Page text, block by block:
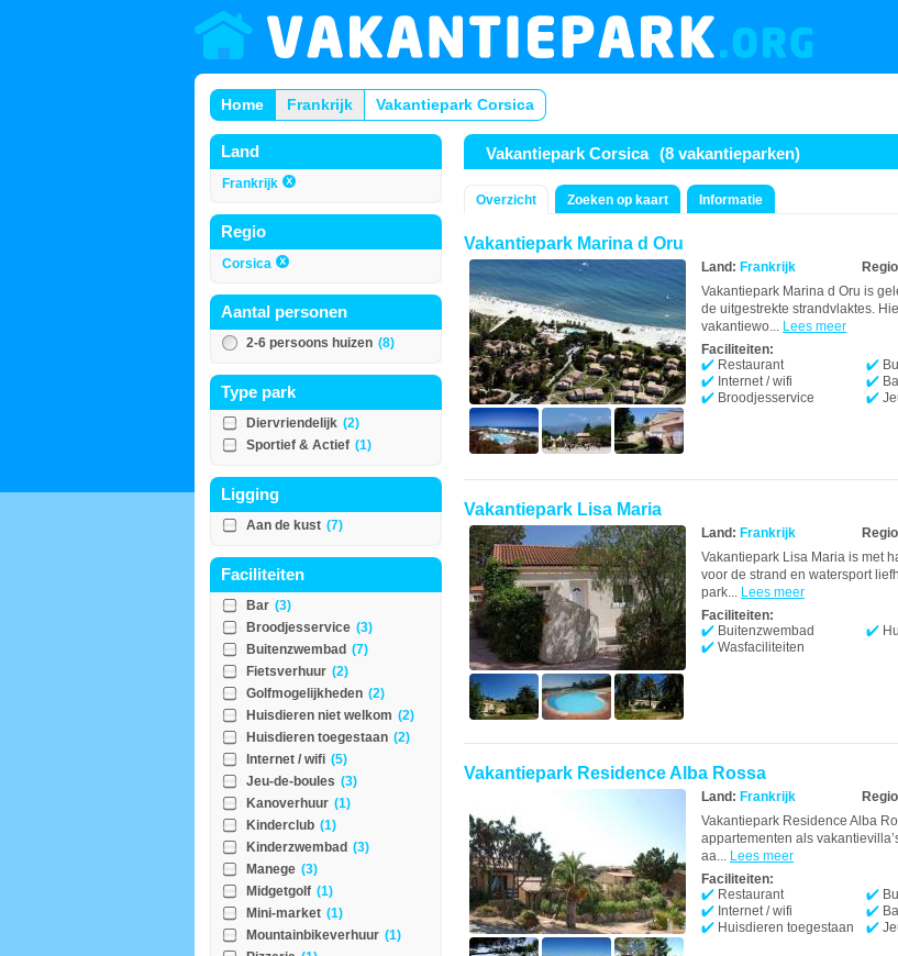
Home Frankrijk Vakantiepark Corsica
Land
Frankrijk
Regio
Corsica
Aantal personen
2-6 persoons huizen (8)
Type park
Diervriendelijk (2)
Sportief & Actief (1)
Ligging
Aan de kust (7)
Faciliteiten
Bar (3)
Broodjesservice (3)
Buitenzwembad (7)
Fietsverhuur (2)
Golfmogelijkheden (2)
Huisdieren niet welkom (2)
Huisdieren toegestaan (2)
Internet / wifi (5)
Jeu-de-boules (3)
Kanoverhuur (1)
Kinderclub (1)
Kinderzwembad (3)
Manege (3)
Midgetgolf (1)
Mini-market (1)
Mountainbikeverhuur (1)
Vakantiepark Corsica (8 vakantieparken)
Overzicht Zoeken op kaart Informatie
Vakantiepark Marina d Oru
Land: Frankrijk
Vakantiepark Marina d Oru is
de uitgestrekte strandvlaktes.
vakantiewo... Lees meer
Faciliteiten:
Restaurant
Internet / wifi
Broodjesservice
Vakantiepark Lisa Maria
Land: Frankrijk
Vakantiepark Lisa Maria is met
voor de strand en watersport
park... Lees meer
Faciliteiten:
Buitenzwembad
Wasfaciliteiten
Vakantiepark Residence Alba Rossa
Land: Frankrijk
Vakantiepark Residence Alba
appartementen als
aa... Lees meer
Faciliteiten:
Restaurant
Internet / wifi
Huisdieren toegestaan